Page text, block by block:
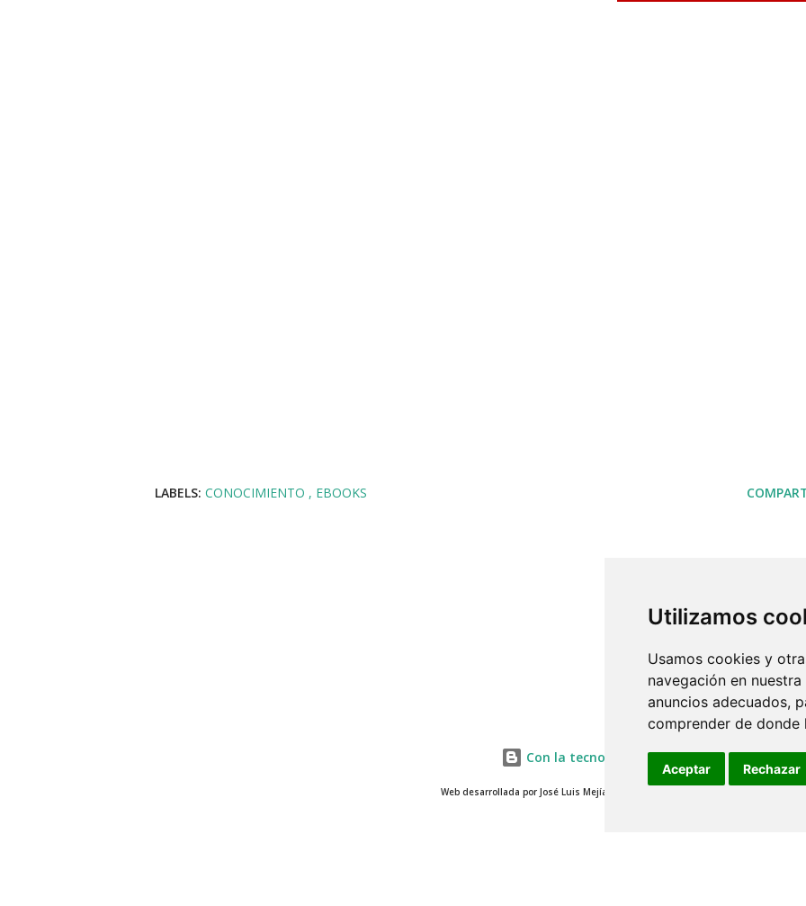
Utilizamos
Usamos cookies y
navegación en
anuncios adecuados,
comprender de donde
Aceptar Rechazar
LABELS: CONOCIMIENTO EBOOKS
Con la tecnología de Blogger
Web desarrollada por José Luis Mejías 2014 - www.misterjosemejias.com